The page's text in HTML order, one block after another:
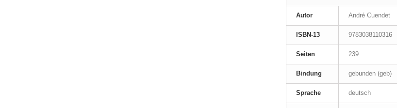
Autor André Cuendet
ISBN-13 9783038110316
Seiten 239
Bindung gebunden (geb)
Sprache deutsch